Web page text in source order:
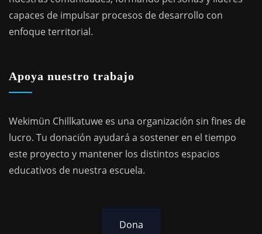
capaces de impulsar procesos de desarrollo con
enfoque territorial.
Apoya nuestro trabajo
Wekimün Chillkatuwe es una organización sin fines de
lucro. Tu donación ayudará a sostener en el tiempo
este proyecto y mantener los distintos espacios
educativos de nuestra escuela.
Dona